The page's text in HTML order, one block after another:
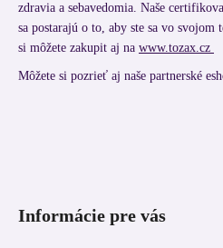
zdravia a sebavedomia. Naše
sa postarajú o to, aby ste sa vo
si môžete zakupit aj na www.tozax.cz
Môžete si pozrieť aj naše partnerské
Informácie pre vás